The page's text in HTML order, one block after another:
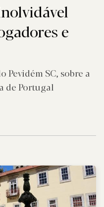
e
Pevidém SC, sobre a
de Portugal